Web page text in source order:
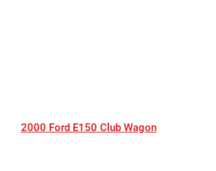
2000 Ford E150 Club Wagon